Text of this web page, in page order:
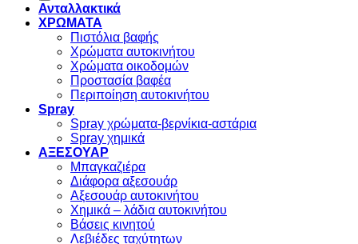
Ανταλλακτικά
ΧΡΩΜΑΤΑ
Πιστόλια βαφής
Χρώματα αυτοκινήτου
Χρώματα οικοδομών
Προστασία βαφέα
Περιποίηση αυτοκινήτου
Spray
Spray χρώματα-βερνίκια-αστάρια
Spray χημικά
ΑΞΕΣΟΥΑΡ
Μπαγκαζιέρα
Διάφορα αξεσουάρ
Αξεσουάρ αυτοκινήτου
Χημικά – λάδια αυτοκινήτου
Βάσεις κινητού
Λεβιέδες ταχύτητων